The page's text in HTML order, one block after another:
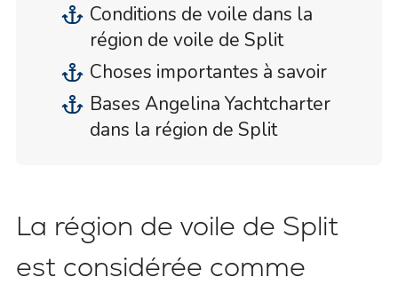
Conditions de voile dans la
région de voile de Split
Choses importantes à savoir
Bases Angelina Yachtcharter
dans la région de Split
La région de voile de Split
est considérée comme